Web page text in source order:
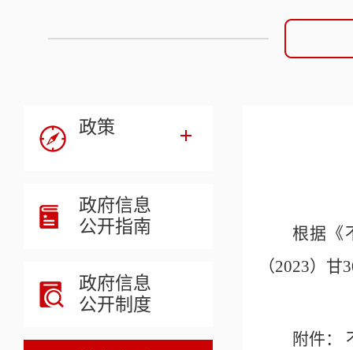
政策
政府信息
公开指南
政府信息
公开制度
根据《
（2023） 甘
附件：